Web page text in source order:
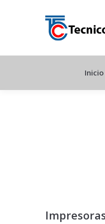
Inicio